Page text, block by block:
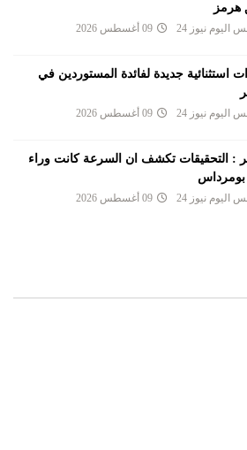
هرمز
اليوم نيوز 24 09 أغسطس 2026
استثنائية جديدة لفائدة المستوردين في
اليوم نيوز 24 09 أغسطس 2026
: التحقيقات تكشف ان السرعة كانت وراء
بومرداس
اليوم نيوز 24 09 أغسطس 2026